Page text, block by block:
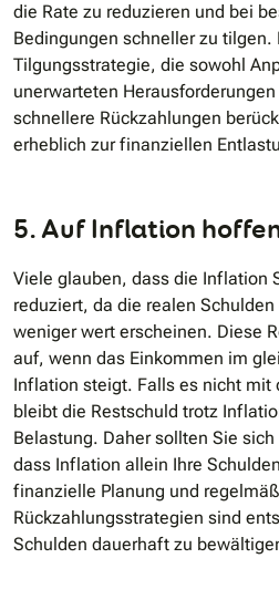
die Rate zu reduzieren und bei
Bedingungen schneller zu tilgen.
Tilgungsstrategie, die sowohl
unerwarteten
schnellere Rückzahlungen
erheblich zur finanziellen
5. Auf Inflation
Viele glauben, dass die Inflation
reduziert, da die realen
weniger wert erscheinen. Diese
auf, wenn das Einkommen im
Inflation steigt. Falls es nicht mit
bleibt die Restschuld trotz
Belastung. Daher sollten Sie
dass Inflation allein Ihre
finanzielle Planung und
Rückzahlungsstrategien sind
Schulden dauerhaft zu